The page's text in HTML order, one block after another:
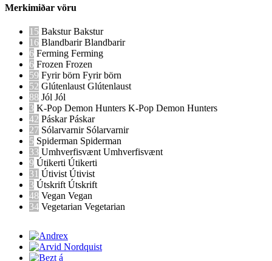
Merkimiðar vöru
15 BaksturBakstur
16 BlandbarirBlandbarir
6 Ferming Ferming
6 Frozen Frozen
59 Fyrir börn Fyrir börn
52 Glútenlaust Glútenlaust
88 Jól Jól
3 K-Pop Demon Hunters K-Pop Demon Hunters
42 PáskarPáskar
27 Sólarvarnir Sólarvarnir
5 Spiderman Spiderman
33 Umhverfisvænt Umhverfisvænt
9 Útikerti Útikerti
31 Útivist Útivist
3 Útskrift Útskrift
48 Vegan Vegan
34 Vegetarian Vegetarian